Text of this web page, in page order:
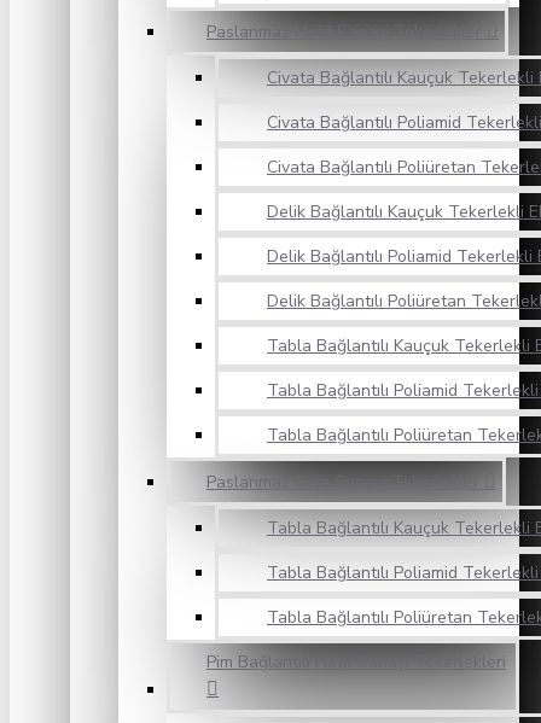
Paslanmaz Hafif Sanayi Tekerlekler
Civata Bağlantılı Kauçuk
Civata Bağlantılı Poliamid
Civata Bağlantılı Poliüretan
Delik Bağlantılı Kauçuk Tekerlekli
Delik Bağlantılı Poliamid Tekerlekli
Delik Bağlantılı Poliüretan
Tabla Bağlantılı Kauçuk Tekerlekli
Tabla Bağlantılı Poliamid
Tabla Bağlantılı Poliüretan
Paslanmaz Orta Sanayi Tekerlekler
Tabla Bağlantılı Kauçuk Tekerlekli
Tabla Bağlantılı Poliamid
Tabla Bağlantılı Poliüretan
Pim Bağlantılı Hafif Sanayi Tekerlekleri